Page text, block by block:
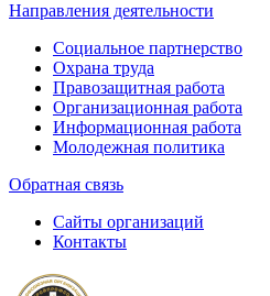
Направления деятельности
Социальное партнерство
Охрана труда
Правозащитная работа
Организационная работа
Информационная работа
Молодежная политика
Обратная связь
Сайты организаций
Контакты